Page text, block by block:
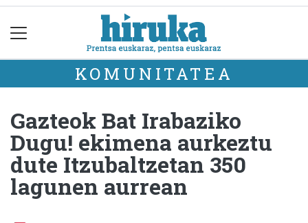
KOMUNITATEA
Gazteok Bat Irabaziko
Dugu! ekimena aurkeztu
dute Itzubaltzetan 350
lagunen aurrean